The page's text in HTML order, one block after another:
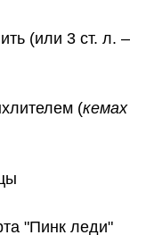
(или 3 ст. л. –
(кемах
"Пинк леди"